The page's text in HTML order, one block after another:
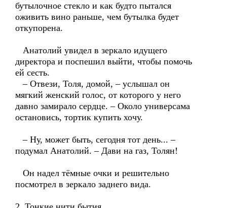
бутылочное стекло и как будто пытался
оживить вино раньше, чем бутылка будет
откупорена.
Анатолий увидел в зеркало идущего
директора и поспешил выйти, чтобы помочь
ей сесть.
– Отвези, Толя, домой, – услышал он
мягкий женский голос, от которого у него
давно замирало сердце. – Около универсама
остановись, тортик купить хочу.
– Ну, может быть, сегодня тот день... –
подумал Анатолий. – Дави на газ, Толян!
Он надел тёмные очки и решительно
посмотрел в зеркало заднего вида.